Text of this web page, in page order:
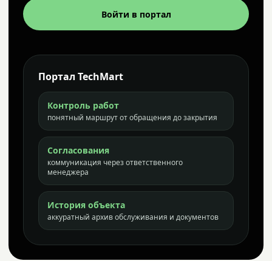
Войти в портал
Портал TechMart
Контроль работ
понятный маршрут от обращения до закрытия
Согласования
коммуникация через ответственного
менеджера
История объекта
аккуратный архив обслуживания и документов